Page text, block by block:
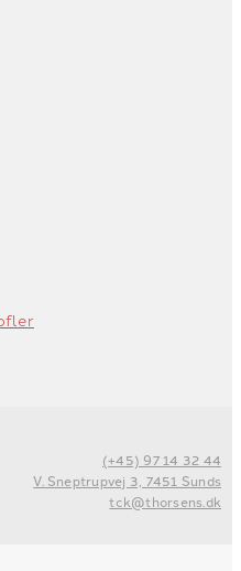
(+45) 97 14 32 44
V. Sneptrupvej 3, 7451 Sunds
tck@thorsens.dk